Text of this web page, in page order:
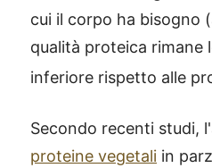
cui il corpo ha bisogno
qualità proteica rimane
inferiore rispetto alle
Secondo recenti studi,
proteine vegetali in